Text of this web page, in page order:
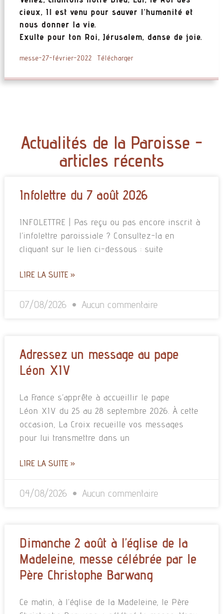
cieux, Il est venu pour sauver l’humanité et
nous donner la vie.
Exulte pour ton Roi, Jérusalem, danse de joie.
messe-27-février-2022 Télécharger
Actualités de la Paroisse -
articles récents
Infolettre du 7 août 2026
INFOLETTRE | Pas reçu ou pas encore inscrit à
l’infolettre paroissiale ? Consultez-la en
cliquant sur le lien ci-dessous : suite
LIRE LA SUITE »
07/08/2026 Aucun commentaire
Adressez un message au pape
Léon XIV
La France s’apprête à accueillir le pape
Léon XIV du 25 au 28 septembre 2026. À cette
occasion, La Croix recueille vos messages
pour lui transmettre dans un
LIRE LA SUITE »
04/08/2026 Aucun commentaire
Dimanche 2 août à l’église de la
Madeleine, messe célébrée par le
Père Christophe Barwang
Ce matin, à l’église de la Madeleine, le Père